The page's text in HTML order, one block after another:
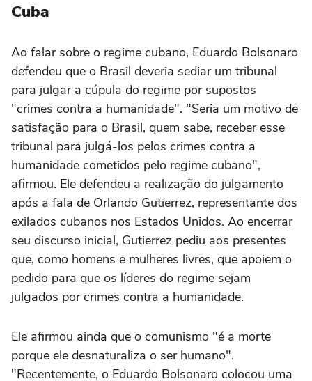
Cuba
Ao falar sobre o regime cubano, Eduardo Bolsonaro
defendeu que o Brasil deveria sediar um tribunal
para julgar a cúpula do regime por supostos
"crimes contra a humanidade". "Seria um motivo de
satisfação para o Brasil, quem sabe, receber esse
tribunal para julgá-los pelos crimes contra a
humanidade cometidos pelo regime cubano",
afirmou. Ele defendeu a realização do julgamento
após a fala de Orlando Gutierrez, representante dos
exilados cubanos nos Estados Unidos. Ao encerrar
seu discurso inicial, Gutierrez pediu aos presentes
que, como homens e mulheres livres, que apoiem o
pedido para que os líderes do regime sejam
julgados por crimes contra a humanidade.
Ele afirmou ainda que o comunismo "é a morte
porque ele desnaturaliza o ser humano".
"Recentemente, o Eduardo Bolsonaro colocou uma